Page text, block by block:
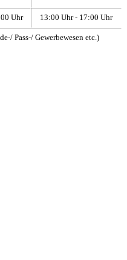
Uhr 13:00 Uhr - 17:00 Uhr
Pass-/ Gewerbewesen etc.)